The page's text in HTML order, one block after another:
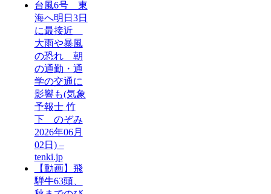
台風6号 東
海へ明日3日
に最接近
大雨や暴風
の恐れ 朝
の通勤・通
学の交通に
影響も(気象
予報士 竹
下 のぞみ
2026年06月
02日) –
tenki.jp
【動画】飛
騨牛63頭、